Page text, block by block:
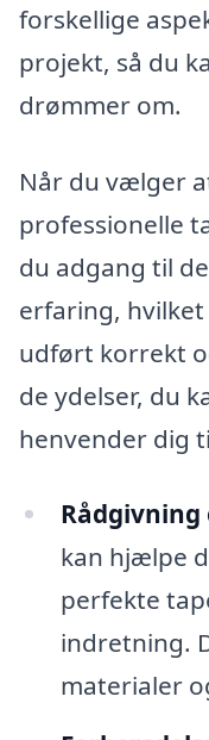
forskellige
projekt, så du
drømmer om.
Når du vælger
professionelle
du adgang til
erfaring,
udført korrekt
de ydelser, du
henvender dig
kan hjælpe
perfekte
indretning.
materialer